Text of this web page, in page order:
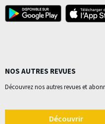
NOS AUTRES REVUES
Découvrez nos autres revues et
Découvrir